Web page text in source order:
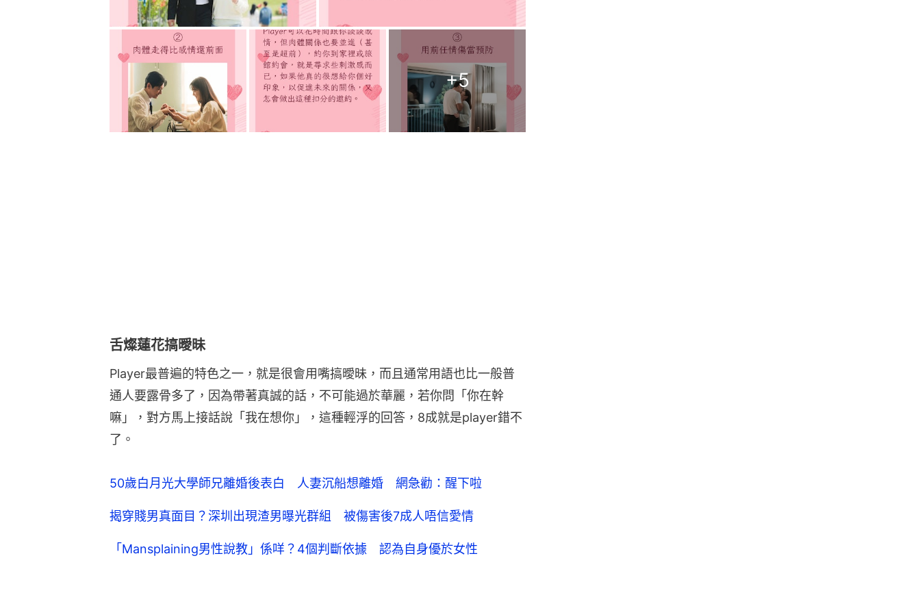
+5
舌燦蓮花搞曖昧
Player最普遍的特色之一，就是很會用嘴搞曖昧，而且通常用語也比一般普
通人要露骨多了，因為帶著真誠的話，不可能過於華麗，若你問「你在幹
嘛」，對方馬上接話說「我在想你」，這種輕浮的回答，8成就是player錯不
了。
50歲白月光大學師兄離婚後表白 人妻沉船想離婚 網急勸：醒下啦
揭穿賤男真面目？深圳出現渣男曝光群組 被傷害後7成人唔信愛情
「Mansplaining男性說教」係咩？4個判斷依據 認為自身優於女性